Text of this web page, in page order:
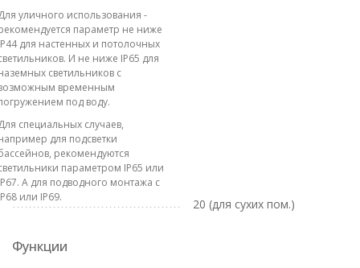
уличного использования -
параметр не ниже
для настенных и потолочных
И не ниже IP65 для
светильников с
временным
под воду.
специальных случаев,
для подсветки
рекомендуются
параметром IP65 или
А для подводного монтажа с
или IP69.
20 (для сухих пом.)
Функции